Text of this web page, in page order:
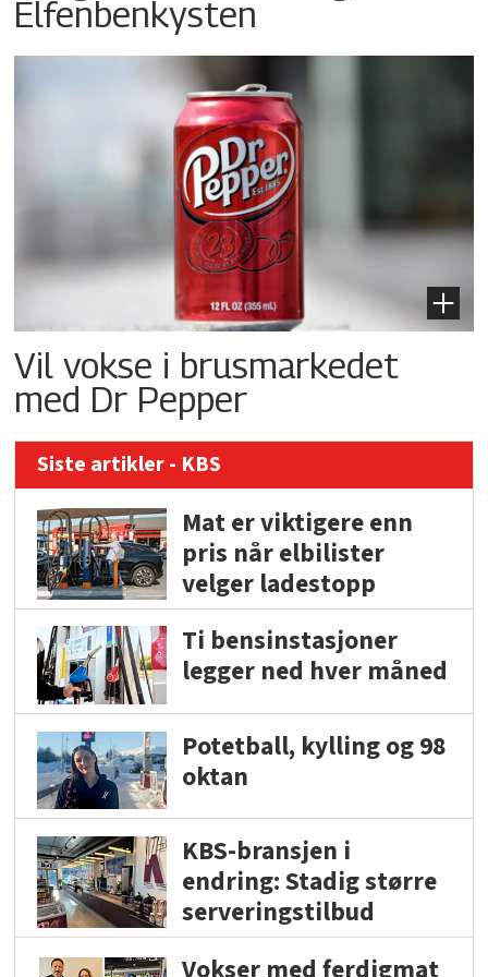
Elfenbenkysten
Vil vokse i brusmarkedet
med Dr Pepper
Siste artikler - KBS
Mat er viktigere enn
pris når elbilister
velger ladestopp
Ti bensinstasjoner
legger ned hver måned
Potetball, kylling og 98
oktan
KBS-bransjen i
endring: Stadig større
serveringstilbud
Vokser med ferdigmat